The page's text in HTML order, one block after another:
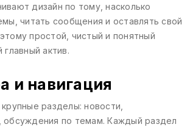
дизайн по тому, насколько
читать сообщения и оставлять свой
простой, чистый и понятный
актив.
и навигация
разделы: новости,
обсуждения по темам. Каждый раздел